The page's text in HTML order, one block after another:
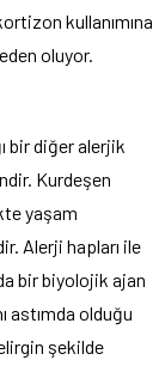
kullanımına
oluyor.
bir diğer alerjik
Kurdeşen
yaşam
Alerji hapları ile
bir biyolojik ajan
astımda olduğu
şekilde